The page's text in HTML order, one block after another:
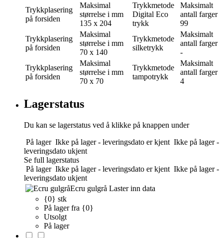
Trykkplasering
på forsiden
Maksimal
størrelse i mm
135 x 204
Trykkmetode
Digital Eco
trykk
Maksimalt
antall farger
99
Trykkplasering
på forsiden
Maksimal
størrelse i mm
70 x 140
Trykkmetode
silketrykk
Maksimalt
antall farger
-
Trykkplasering
på forsiden
Maksimal
størrelse i mm
70 x 70
Trykkmetode
tampotrykk
Maksimalt
antall farger
4
Lagerstatus
Du kan se lagerstatus ved å klikke på knappen under
På lager Ikke på lager - leveringsdato er kjent Ikke på lager -
leveringsdato ukjent
Se full lagerstatus
På lager Ikke på lager - leveringsdato er kjent Ikke på lager -
leveringsdato ukjent
Ecru gulgrå Laster inn data
{0} stk
På lager fra {0}
Utsolgt
På lager